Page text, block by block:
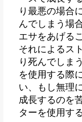
り最悪の場合
んでしまう場
エサをあげる
それによるス
り死んでしま
を使用する際
い、もし無理
成長するのを
ターを使用す